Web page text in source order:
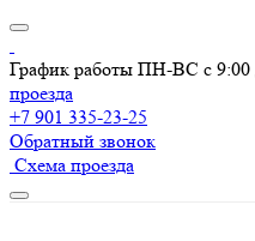
График работы ПН-ВС с 9:00
проезда
+7 901 335-23-25
Обратный звонок
Схема проезда